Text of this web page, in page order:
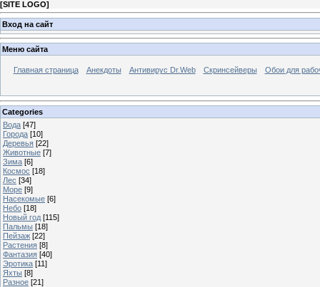
[SITE LOGO]
Вход на сайт
Меню сайта
Главная страница Анекдоты Антивирус Dr.Web Скринсейверы Обои для
Categories
Вода [47]
Города [10]
Деревья [22]
Животные [7]
Зима [6]
Космос [18]
Лес [34]
Море [9]
Насекомые [6]
Небо [18]
Новый год [115]
Пальмы [18]
Пейзаж [22]
Растения [8]
Фантазия [40]
Эротика [11]
Яхты [8]
Разное [21]